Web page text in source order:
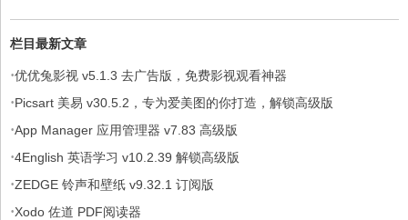
栏目最新文章
·优优兔影视 v5.1.3 去广告版，免费影视观看神器
·Picsart 美易 v30.5.2，专为爱美图的你打造，解锁高级版
·App Manager 应用管理器 v7.83 高级版
·4English 英语学习 v10.2.39 解锁高级版
·ZEDGE 铃声和壁纸 v9.32.1 订阅版
·Xodo 佐道 PDF阅读器